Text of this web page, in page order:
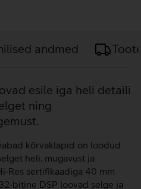
andmed
esile iga heli detaili
ning
kõrvaklapid on loodud
heli, mugavust ja
sertifikaadiga 40 mm
DSP loovad selge ja